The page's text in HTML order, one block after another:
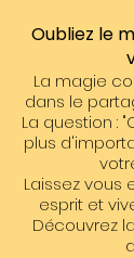
Oubliez le
La magie
dans le
La question :
plus
Laissez vous
esprit et
Découvrez